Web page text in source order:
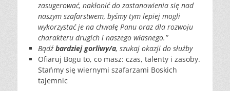
zasugerować, nakłonić do zastanowienia się nad
naszym szafarstwem, byśmy tym lepiej mogli
wykorzystać je na chwałę Panu oraz dla rozwoju
charakteru drugich i naszego własnego.”
Bądź bardziej gorliwy/a, szukaj okazji do służby
Ofiaruj Bogu to, co masz: czas, talenty i zasoby.
Stańmy się wiernymi szafarzami Boskich
tajemnic